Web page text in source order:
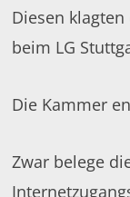
Diesen
beim LG
Die Kammer
Zwar belege